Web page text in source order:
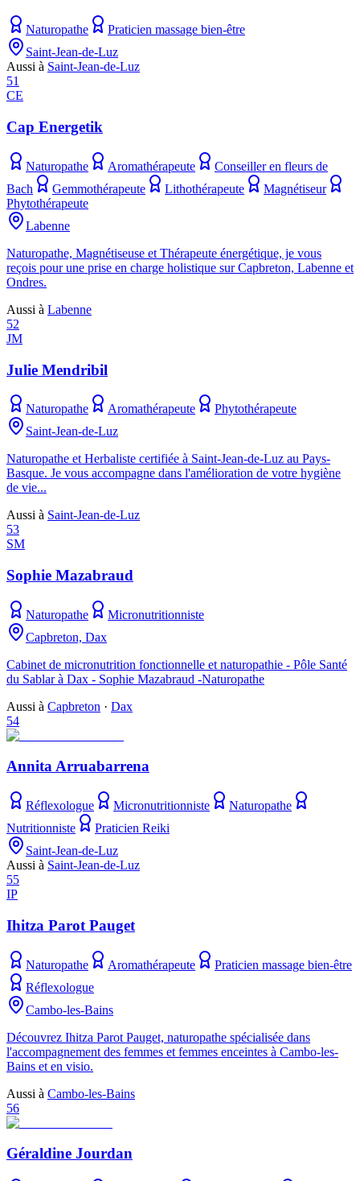
Naturopathe
Praticien massage bien-être
Saint-Jean-de-Luz
Aussi à Saint-Jean-de-Luz
51
CE
Cap Energetik
Naturopathe Aromathérapeute
Conseiller en fleurs de
Bach
Gemmothérapeute Lithothérapeute
Magnétiseur
Phytothérapeute
Labenne
Naturopathe, Magnétiseuse et Thérapeute énergétique, je vous
reçois pour une prise en charge holistique sur Capbreton, Labenne et
Ondres.
Aussi à Labenne
52
JM
Julie Mendribil
Naturopathe Aromathérapeute
Phytothérapeute
Saint-Jean-de-Luz
Naturopathe et Herbaliste certifiée à Saint-Jean-de-Luz au Pays-
Basque. Je vous accompagne dans l'amélioration de votre hygiène
de vie...
Aussi à Saint-Jean-de-Luz
53
SM
Sophie Mazabraud
Naturopathe
Micronutritionniste
Capbreton, Dax
Cabinet de micronutrition fonctionnelle et naturopathie - Pôle Santé
du Sablar à Dax - Sophie Mazabraud -Naturopathe
Aussi à Capbreton · Dax
54
Annita Arruabarrena
Réflexologue Micronutritionniste
Naturopathe
Nutritionniste
Praticien Reiki
Saint-Jean-de-Luz
Aussi à Saint-Jean-de-Luz
55
IP
Ihitza Parot Pauget
Naturopathe Aromathérapeute
Praticien massage bien-être
Réflexologue
Cambo-les-Bains
Découvrez Ihitza Parot Pauget, naturopathe spécialisée dans
l'accompagnement des femmes et femmes enceintes à Cambo-les-
Bains et en visio.
Aussi à Cambo-les-Bains
56
Géraldine Jourdan